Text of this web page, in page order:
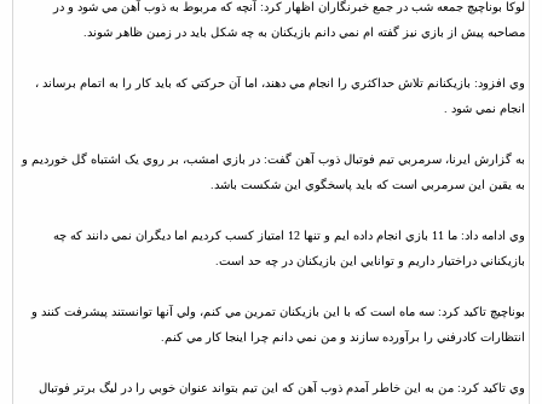
لوکا بوناچيچ جمعه شب در جمع خبرنگاران اظهار کرد: آنچه که مربوط به ذوب آهن مي شود و در
مصاحبه پيش از بازي نيز گفته ام نمي دانم بازيکنان به چه شکل بايد در زمين ظاهر شوند.
وي افزود: بازيکنانم تلاش حداکثري را انجام مي دهند، اما آن حرکتي که بايد کار را به اتمام برساند ،
انجام نمي شود .
به گزارش ايرنا، سرمربي تيم فوتبال ذوب آهن گفت: در بازي امشب، بر روي يک اشتباه گل خورديم و
به يقين اين سرمربي است که بايد پاسخگوي اين شکست باشد.
وي ادامه داد: ما 11 بازي انجام داده ايم و تنها 12 امتياز کسب کرديم اما ديگران نمي دانند که چه
بازيکناني دراختيار داريم و توانايي اين بازيکنان در چه حد است.
بوناچيچ تاکيد کرد: سه ماه است که با اين بازيکنان تمرين مي کنم، ولي آنها توانستند پيشرفت کنند و
انتظارات کادرفني را برآورده سازند و من نمي دانم چرا اينجا کار مي کنم.
وي تاکيد کرد: من به اين خاطر آمدم ذوب آهن که اين تيم بتواند عنوان خوبي را در ليگ برتر فوتبال